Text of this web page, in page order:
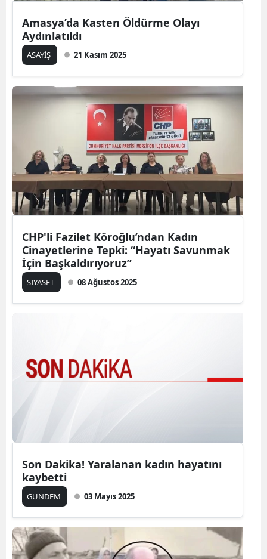
Amasya’da Kasten Öldürme Olayı
Aydınlatıldı
ASAYİŞ 21 Kasım 2025
CHP'li Fazilet Köroğlu’ndan Kadın
Cinayetlerine Tepki: “Hayatı Savunmak
İçin Başkaldırıyoruz”
SİYASET 08 Ağustos 2025
Son Dakika! Yaralanan kadın hayatını
kaybetti
GÜNDEM 03 Mayıs 2025